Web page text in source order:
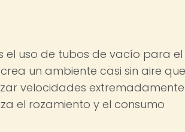
el uso de tubos de vacío para el
un ambiente casi sin aire que
velocidades extremadamente
el rozamiento y el consumo